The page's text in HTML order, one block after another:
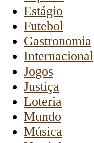
Estágio
Futebol
Gastronomia
Internacional
Jogos
Justiça
Loteria
Mundo
Música